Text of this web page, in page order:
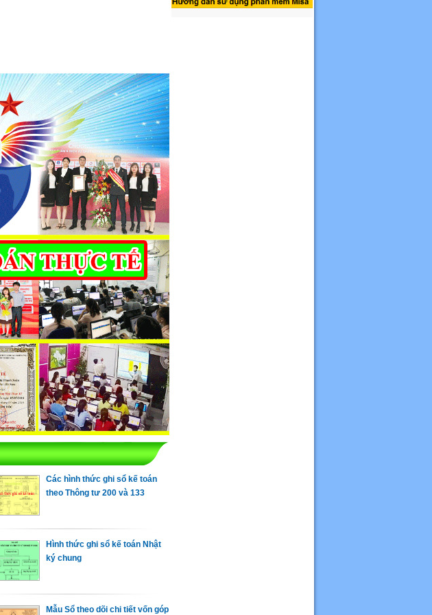
Các hình thức ghi sổ kế toán
theo Thông tư 200 và 133
Hình thức ghi sổ kế toán Nhật
ký chung
Mẫu Sổ theo dõi chi tiết vốn góp